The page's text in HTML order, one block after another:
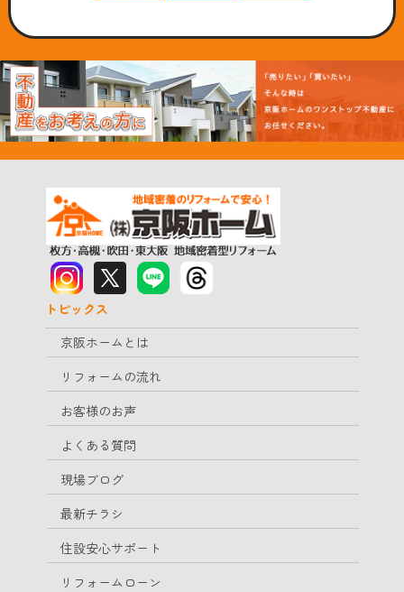
トピックス
京阪ホームとは
リフォームの流れ
お客様のお声
よくある質問
現場ブログ
最新チラシ
住設安心サポート
リフォームローン